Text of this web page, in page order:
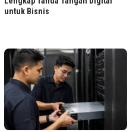
untuk Bisnis